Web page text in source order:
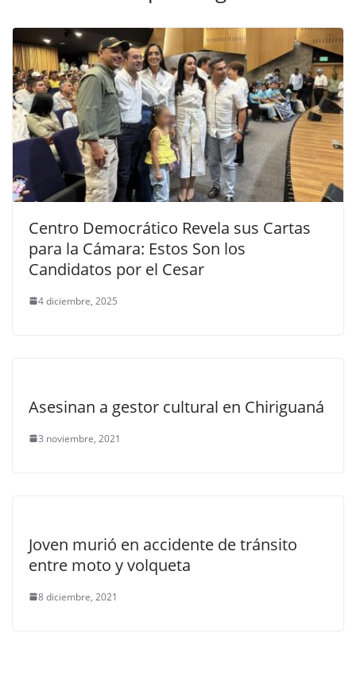
Centro Democrático Revela sus Cartas
para la Cámara: Estos Son los
Candidatos por el Cesar
4 diciembre, 2025
Asesinan a gestor cultural en Chiriguaná
3 noviembre, 2021
Joven murió en accidente de tránsito
entre moto y volqueta
8 diciembre, 2021